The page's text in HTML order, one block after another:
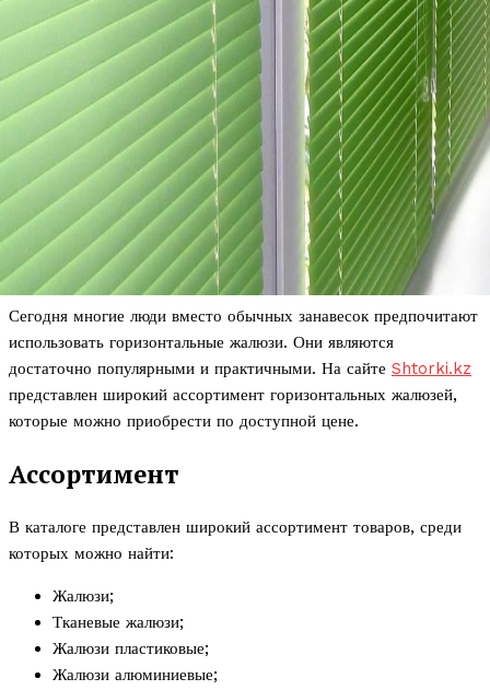
Сегодня многие люди вместо обычных занавесок предпочитают
использовать горизонтальные жалюзи. Они являются
достаточно популярными и практичными. На сайте Shtorki.kz
представлен широкий ассортимент горизонтальных жалюзей,
которые можно приобрести по доступной цене.
Ассортимент
В каталоге представлен широкий ассортимент товаров, среди
которых можно найти:
Жалюзи;
Тканевые жалюзи;
Жалюзи пластиковые;
Жалюзи алюминиевые;